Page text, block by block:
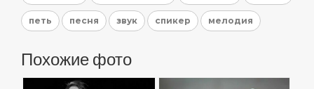
петь песня звук спикер мелодия
Похожие фото